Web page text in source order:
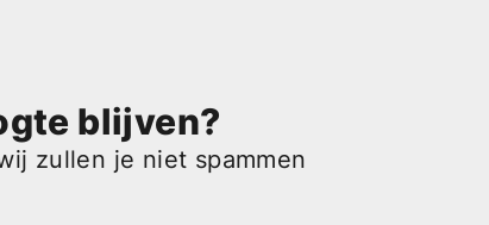
blijven?
zullen je niet spammen